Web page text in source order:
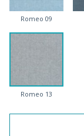
Romeo 09
Romeo 13